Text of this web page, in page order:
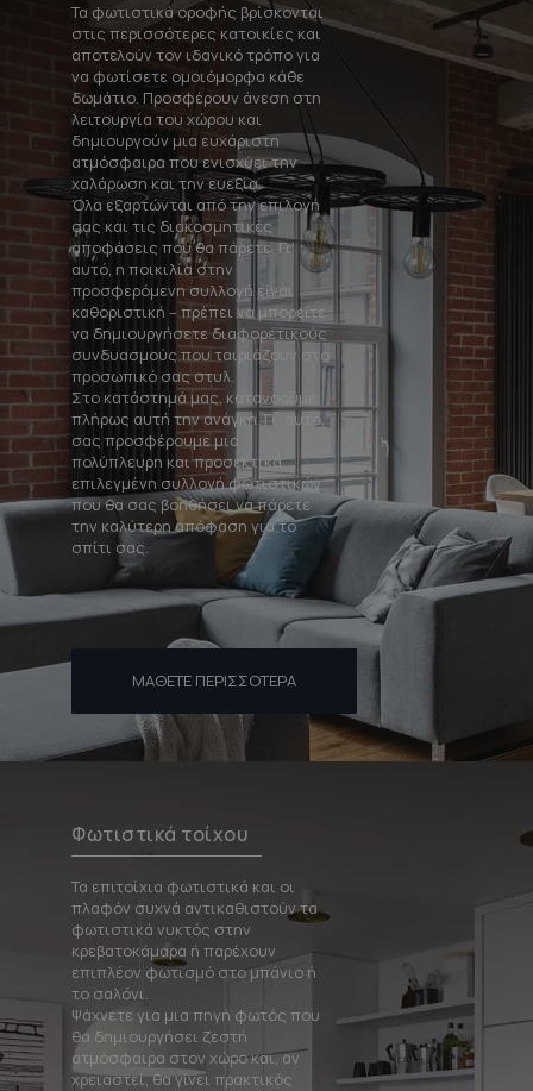
Τα φωτιστικά οροφής βρίσκονται
στις περισσότερες κατοικίες και
αποτελούν τον ιδανικό τρόπο για
να φωτίσετε ομοιόμορφα κάθε
δωμάτιο. Προσφέρουν άνεση στη
λειτουργία του χώρου και
δημιουργούν μια ευχάριστη
ατμόσφαιρα που ενισχύει την
χαλάρωση και την ευεξία.
Όλα εξαρτώνται από την επιλογή
σας και τις διακοσμητικές
αποφάσεις που θα πάρετε. Γι’
αυτό, η ποικιλία στην
προσφερόμενη συλλογή είναι
καθοριστική – πρέπει να μπορείτε
να δημιουργήσετε διαφορετικούς
συνδυασμούς που ταιριάζουν στο
προσωπικό σας στυλ.
Στο κατάστημά μας, κατανοούμε
πλήρως αυτή την ανάγκη. Γι’ αυτό,
σας προσφέρουμε μια
πολύπλευρη και προσεκτικά
επιλεγμένη συλλογή φωτιστικών,
που θα σας βοηθήσει να πάρετε
την καλύτερη απόφαση για το
σπίτι σας.
ΜΆΘΕΤΕ ΠΕΡΙΣΣΌΤΕΡΑ
Φωτιστικά τοίχου
Τα επιτοίχια φωτιστικά και οι
πλαφόν συχνά αντικαθιστούν τα
φωτιστικά νυκτός στην
κρεβατοκάμαρα ή παρέχουν
επιπλέον φωτισμό στο μπάνιο ή
το σαλόνι.
Ψάχνετε για μια πηγή φωτός που
θα δημιουργήσει ζεστή
ατμόσφαιρα στον χώρο και, αν
χρειαστεί, θα γίνει πρακτικός